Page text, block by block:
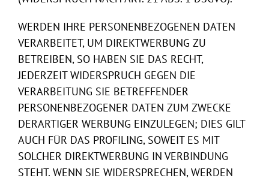
WERDEN IHRE PERSONENBEZOGENEN DATEN
VERARBEITET, UM DIREKTWERBUNG ZU
BETREIBEN, SO HABEN SIE DAS RECHT,
JEDERZEIT WIDERSPRUCH GEGEN DIE
VERARBEITUNG SIE BETREFFENDER
PERSONENBEZOGENER DATEN ZUM ZWECKE
DERARTIGER WERBUNG EINZULEGEN; DIES GILT
AUCH FÜR DAS PROFILING, SOWEIT ES MIT
SOLCHER DIREKTWERBUNG IN VERBINDUNG
STEHT. WENN SIE WIDERSPRECHEN, WERDEN